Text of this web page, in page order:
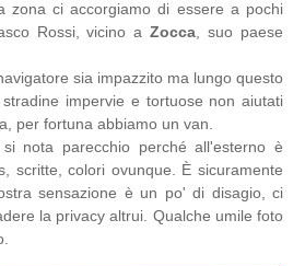
zona ci accorgiamo di essere a pochi
Rossi, vicino aZocca, suo paese
sia impazzito ma lungo questo
impervie e tortuose non aiutati
per fortuna abbiamo un van.
si nota parecchio perché all'esterno è
scritte, colori ovunque. È sicuramente
sensazione è un po' di disagio, ci
la privacy altrui. Qualche umile foto